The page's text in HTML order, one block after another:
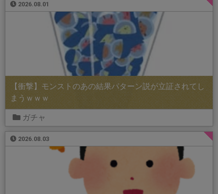
2026.08.01
【衝撃】モンストのあの結果パターン説が立証されてし
まうｗｗｗ
ガチャ
2026.08.03